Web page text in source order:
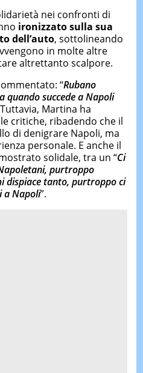
nei confronti di
ironizzato sulla sua
dell’auto, sottolineando
in molte altre
altrettanto scalpore.
“Rubano
succede a Napoli
Tuttavia, Martina ha
critiche, ribadendo che il
di denigrare Napoli, ma
personale. E anche il
solidale, tra un “Ci
purtroppo
dispiace tanto, purtroppo ci
a Napoli”.